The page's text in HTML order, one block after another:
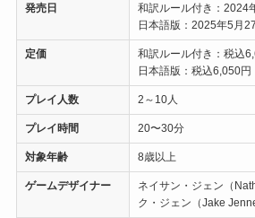
発売日
和訳ルール付き：2024
日本語版：2025年5月
定価
和訳ルール付き：税込
日本語版：税込6,050円
プレイ人数 2～10人
プレイ時間 20〜30分
対象年齢 8歳以上
ゲームデザイナー
ネイサン・ジェン（
ク・ジェン（Jake Jenne